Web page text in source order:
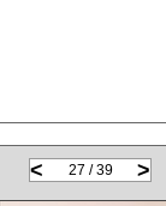
< >
27 / 39